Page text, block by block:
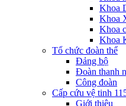
Khoa
Khoa
Khoa
Khoa
Tổ chức đoàn thể
Đảng bộ
Đoàn thanh
Công đoàn
Cấp cứu vệ tinh
Giới thiệu